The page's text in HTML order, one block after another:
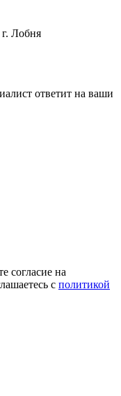
Лобня
ответит на ваши
согласие на
с политикой